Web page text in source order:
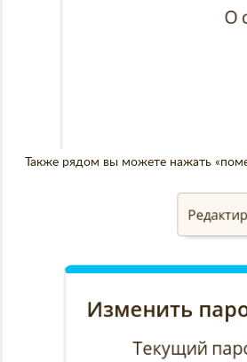
Также рядом вы можете нажать